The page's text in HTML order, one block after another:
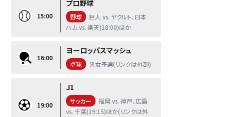
15:00
プロ野球
野球
巨人 vs. ヤクルト、日本
ハム vs. 楽天(18:00)ほか
16:00
ヨーロッパスマッシュ
卓球 男女予選(リンクは外部)
19:00
J1
サッカー
福岡 vs. 神戸、広島
vs. 千葉(19:15)ほか(リンクは外